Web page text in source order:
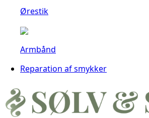
Ørestik
Armbånd
Reparation af smykker